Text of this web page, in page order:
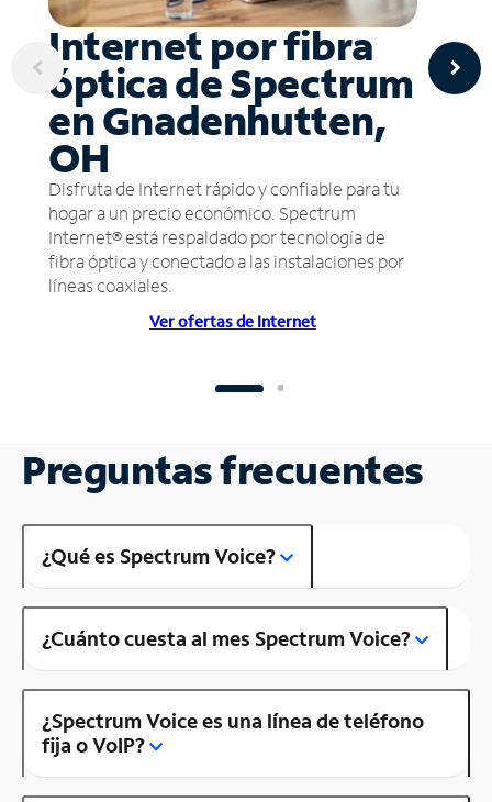
Internet por fibra
óptica de Spectrum
en Gnadenhutten,
OH
Disfruta de Internet rápido y confiable para tu
hogar a un precio económico. Spectrum
Internet® está respaldado por tecnología de
fibra óptica y conectado a las instalaciones por
líneas coaxiales.
Ver ofertas de Internet
Preguntas frecuentes
¿Qué es Spectrum Voice?
¿Cuánto cuesta al mes Spectrum Voice?
¿Spectrum Voice es una línea de teléfono
fija o VoIP?